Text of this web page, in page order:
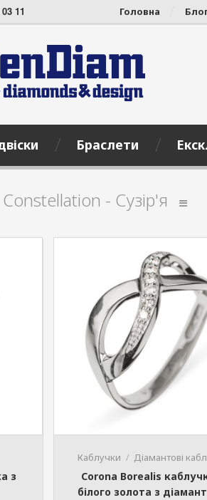
11 Головна
Браслети
Constellation - Сузір'я
з
Каблучки Діамантові
Corona Borealis
білого золота з